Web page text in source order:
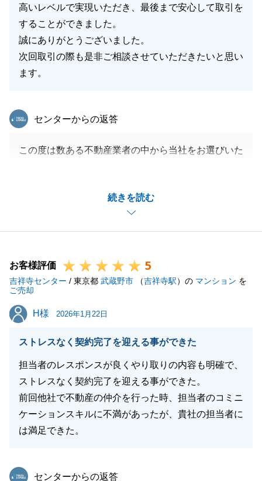
心よりお祈り申し上げます。
閉じる
高いレベルで実現いただき、最後まで安心して取引を
することができました。
誠にありがとうございました。
次回取引の際も是非ご相談させていただきたいと思い
ます。
続きを読む
東急リバブル
センターからの返答
この度は数ある不動産業者の中から当社をお選びいた
K様には励みになるお言葉を多くいただき、人と人と
のつながりにより不動産取引が成り立つのだと強く感
じたお取引でした。
けくださいませ。再びK様のお役に立てるよう努めて
まいります。
今後とも弊社を末永くご愛顧賜りますようお願い申し
上げます。
閉じる
お客様評価 5
吉祥寺センター / 東京都 武蔵野市 （吉祥寺駅）の マンション を
ご売却
H様
H様 2026年1月22日
ストレスなく契約完了を迎える事ができた
担当者のレスポンスが良くやり取りの内容も明確で、
ストレスなく契約完了を迎える事ができた。
前回他社で不動産の仲介を行った時、担当者のコミニ
ケーションスキルに不満があったが、貴社の担当者に
は満足できた。
東急リバブル
センターからの返答